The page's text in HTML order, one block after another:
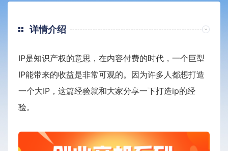
详情介绍
IP是知识产权的意思，在内容付费的时代，一个巨型
IP能带来的收益是非常可观的。因为许多人都想打造
一个大IP，这篇经验就和大家分享一下打造ip的经
验。